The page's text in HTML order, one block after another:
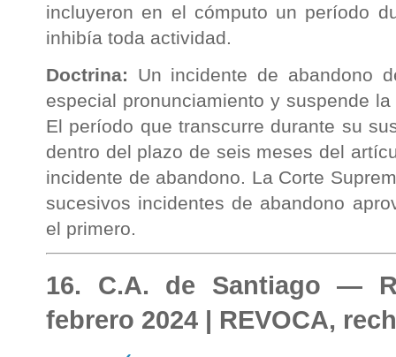
incluyeron en el cómputo un período
inhibía toda actividad.
Doctrina: Un incidente de abandono
especial pronunciamiento y suspende
El período que transcurre durante su
dentro del plazo de seis meses del
incidente de abandono. La Corte
sucesivos incidentes de abandono
el primero.
16. C.A. de Santiago —
febrero 2024 | REVOCA,